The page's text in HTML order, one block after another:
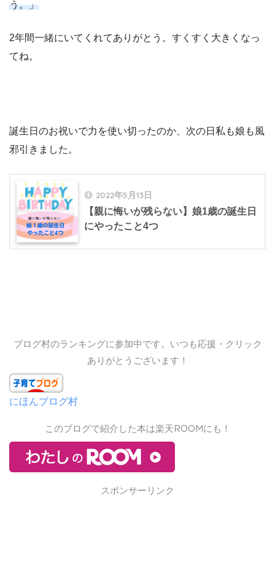
う。」
2年間一緒にいてくれてありがとう。すくすく大きくなっ
てね。
誕生日のお祝いで力を使い切ったのか、次の日私も娘も風
邪引きました。
2022年5月13日
【親に悔いが残らない】娘1歳の誕生日
にやったこと4つ
ブログ村のランキングに参加中です。いつも応援・クリック
ありがとうございます！
にほんブログ村
このブログで紹介した本は楽天ROOMにも！
スポンサーリンク